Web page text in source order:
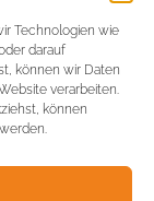
Technologien wie
darauf
können wir Daten
verarbeiten.
können